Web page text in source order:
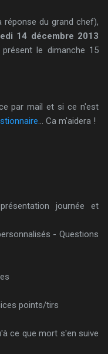
réponse du grand chef),
14 décembre 2013
le dimanche 15
par mail et si ce n'est
... Ca m'aidera !
journée et
- Questions
points/tirs
ce que mort s'en suive